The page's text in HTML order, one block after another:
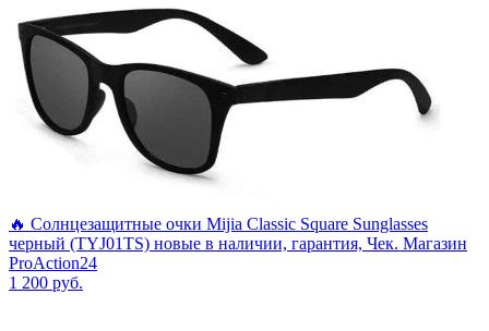
🔥 Солнцезащитные очки Mijia Classic Square Sunglasses
черный (TYJ01TS) новые в наличии, гарантия, Чек. Магазин
ProAction24
1 200 руб.